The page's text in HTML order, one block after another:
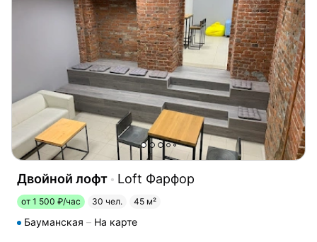
Двойной лофт Loft Фарфор
от 1 500 ₽/час 30 чел. 45 м²
Бауманская На карте